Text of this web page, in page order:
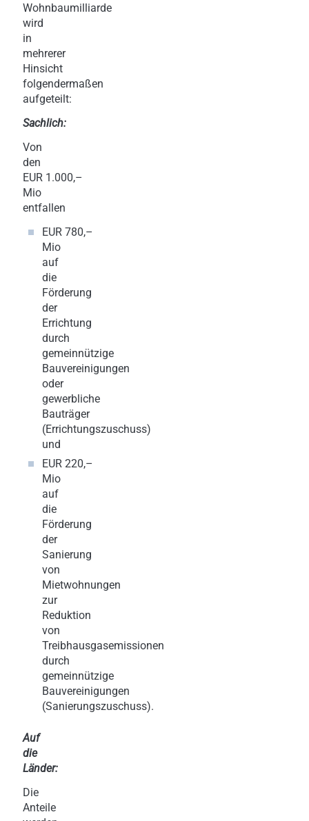
Wohnbaumilliarde
wird
in
mehrerer
Hinsicht
folgendermaßen
aufgeteilt:
Sachlich:
Von
den
EUR 1.000,–
Mio
entfallen
EUR 780,–
Mio
auf
die
Förderung
der
Errichtung
durch
gemeinnützige
Bauvereinigungen
oder
gewerbliche
Bauträger
(Errichtungszuschuss)
und
EUR 220,–
Mio
auf
die
Förderung
der
Sanierung
von
Mietwohnungen
zur
Reduktion
von
Treibhausgasemissionen
durch
gemeinnützige
Bauvereinigungen
(Sanierungszuschuss).
Auf
die
Länder:
Die
Anteile